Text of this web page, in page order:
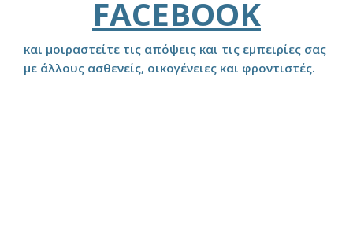
FACEBOOK
και μοιραστείτε τις απόψεις και τις εμπειρίες σας
με άλλους ασθενείς, οικογένειες και φροντιστές.